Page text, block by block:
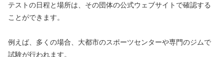
テストの日程と場所は、その団体の公式ウェブサイトで確認する
ことができます。
例えば、多くの場合、大都市のスポーツセンターや専門のジムで
試験が行われます。